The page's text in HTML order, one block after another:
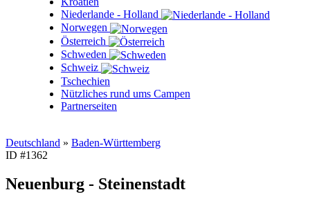
Niederlande - Holland
Norwegen
Österreich
Schweden
Schweiz
Tschechien
Nützliches rund ums Campen
Partnerseiten
Deutschland » Baden-Württemberg
ID #1362
Neuenburg - Steinenstadt